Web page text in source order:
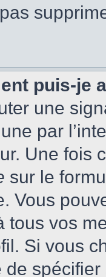
puis-je
une
par
Une
sur le
Vous
tous vos
Si vous
de